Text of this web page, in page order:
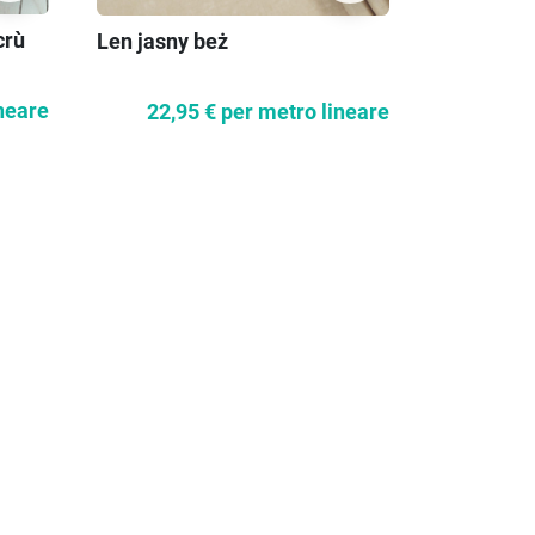
Len jasny beż
22,95 € per metro lineare